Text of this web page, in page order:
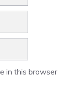
in this browser